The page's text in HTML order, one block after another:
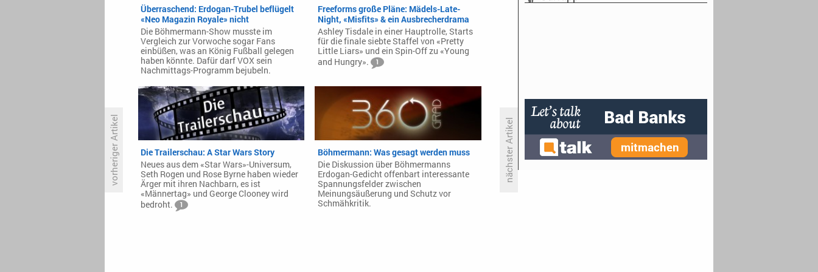
vorheriger Artikel
In Österreich: Eishockey bleibt
bei Servus TV
nächster Artikel
Die Kritiker: «Tatort: Die
Geschichte vom bösen
Friederich»
Überraschend: Erdogan-Trubel beflügelt
«Neo Magazin Royale» nicht
Die Böhmermann-Show musste im
Vergleich zur Vorwoche sogar Fans
einbüßen, was an König Fußball gelegen
haben könnte. Dafür darf VOX sein
Nachmittags-Programm bejubeln.
Freeforms große Pläne: Mädels-Late-
Night, «Misfits» & ein Ausbrecherdrama
Ashley Tisdale in einer Hauptrolle, Starts
für die finale siebte Staffel von «Pretty
Little Liars» und ein Spin-Off zu «Young
and Hungry».
1
Die Trailerschau: A Star Wars Story
Neues aus dem «Star Wars»-Universum,
Seth Rogen und Rose Byrne haben wieder
Ärger mit ihren Nachbarn, es ist
«Männertag» und George Clooney wird
bedroht.
1
Böhmermann: Was gesagt werden muss
Die Diskussion über Böhmermanns
Erdogan-Gedicht offenbart interessante
Spannungsfelder zwischen
Meinungsäußerung und Schutz vor
Schmähkritik.